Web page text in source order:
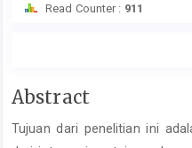
Read Counter : 911
Main
Content
Abstract
Tujuan dari penelitian ini